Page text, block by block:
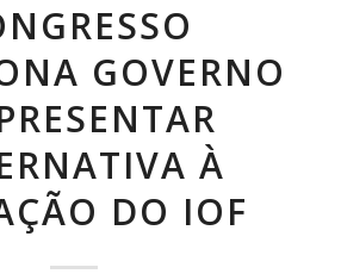
GOVERNO
À
DO IOF